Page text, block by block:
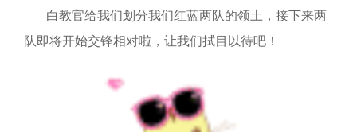
白教官给我们划分我们红蓝两队的领土，接下来两
队即将开始交锋相对啦，让我们拭目以待吧！